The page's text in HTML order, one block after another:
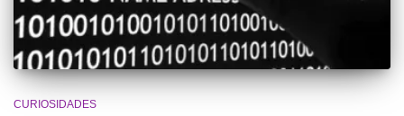
CURIOSIDADES